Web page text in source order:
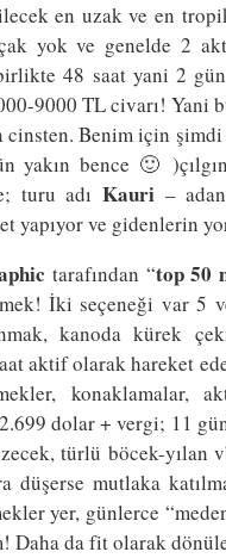
en uzak ve en
yok ve genelde 2
48 saat yani 2
9000 TL civarı! Yani
Benim için
yakın bence 🙂
turu adıKauri –
yapıyor ve gidenlerin
tarafından “top 50
İki seçeneği var 5
kanoda kürek
aktif olarak hareket
konaklamalar,
dolar + vergi; 11
türlü böcek-yılan
mutlaka
yer, günlerce
da fit olarak